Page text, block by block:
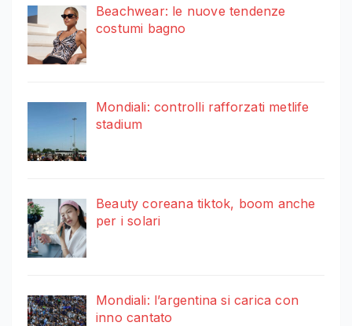
Beachwear: le nuove tendenze
costumi bagno
Mondiali: controlli rafforzati metlife
stadium
Beauty coreana tiktok, boom anche
per i solari
Mondiali: l’argentina si carica con
inno cantato